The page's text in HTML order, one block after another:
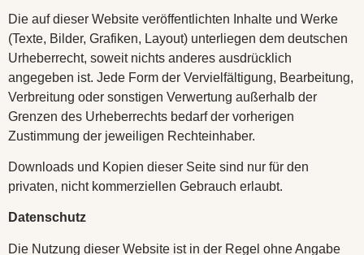
Die auf dieser Website veröffentlichten Inhalte und Werke
(Texte, Bilder, Grafiken, Layout) unterliegen dem deutschen
Urheberrecht, soweit nichts anderes ausdrücklich
angegeben ist. Jede Form der Vervielfältigung, Bearbeitung,
Verbreitung oder sonstigen Verwertung außerhalb der
Grenzen des Urheberrechts bedarf der vorherigen
Zustimmung der jeweiligen Rechteinhaber.
Downloads und Kopien dieser Seite sind nur für den
privaten, nicht kommerziellen Gebrauch erlaubt.
Datenschutz
Die Nutzung dieser Website ist in der Regel ohne Angabe